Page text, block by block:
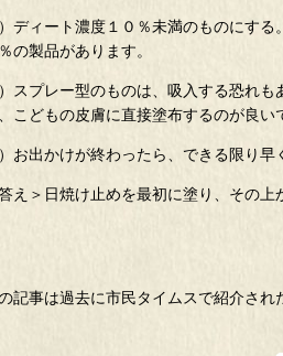
ディート濃度１０％未満のものにす
の製品があります。
スプレー型のものは、吸入する恐れ
こどもの皮膚に直接塗布するのが良い
お出かけが終わったら、できる限り早
え＞日焼け止めを最初に塗り、その上
記事は過去に市民タイムスで紹介され